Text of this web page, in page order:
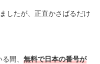
したが、正直かさばるだけ
間、 無料で日本の番号が